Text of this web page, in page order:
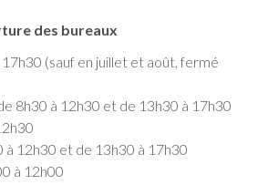
des bureaux
(sauf en juillet et août, fermé
8h30 à 12h30 et de 13h30 à 17h30
à 12h30 et de 13h30 à 17h30
à 12h00